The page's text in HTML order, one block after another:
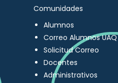
Comunidades
Alumnos
Correo Alumnos UAQ
Solicitud Correo
Docentes
Administrativos